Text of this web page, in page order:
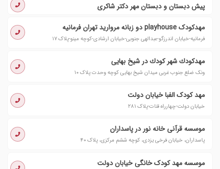
پیش دبستان و دبستان مهر دکتر شاکری
مهدکودک playhouse دو زبانه مروارید تهران فرمانیه
فرمانیه-خیابان اندرزگو-عبدالهی جنوبی-خیابان ارشادی-کوچه مینو-پلاک ۱۷
مهدكودك شهر كودك در شیخ بهایی
ونک ضلع جنوب غربی میدان شیخ بهایی کوچه وحدت پلاک ١٠
مهد کودک الفبا خیابان دولت
خیابان دولت-چهارراه قنات-پلاک ۲۸۱
موسسه قرآنی خانه نور در پاسداران
پاسداران، خیابان فرخی یزدی، کوچه ششم مرکزی، پلاک ۴۰
موسسه مهد کودک خانگی خیابان دولت